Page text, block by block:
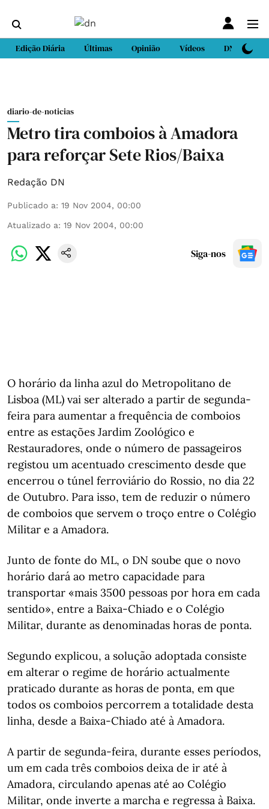
Edição Diária Últimas Opinião Vídeos DN Sport
diario-de-noticias
Metro tira comboios à Amadora
para reforçar Sete Rios/Baixa
Redação DN
Publicado a: 19 Nov 2004, 00:00
Atualizado a: 19 Nov 2004, 00:00
Siga-nos
O horário da linha azul do Metropolitano de
Lisboa (ML) vai ser alterado a partir de segunda-
feira para aumentar a frequência de comboios
entre as estações Jardim Zoológico e
Restauradores, onde o número de passageiros
registou um acentuado crescimento desde que
encerrou o túnel ferroviário do Rossio, no dia 22
de Outubro. Para isso, tem de reduzir o número
de comboios que servem o troço entre o Colégio
Militar e a Amadora.
Junto de fonte do ML, o DN soube que o novo
horário dará ao metro capacidade para
transportar «mais 3500 pessoas por hora em cada
sentido», entre a Baixa-Chiado e o Colégio
Militar, durante as denominadas horas de ponta.
Segundo explicou, a solução adoptada consiste
em alterar o regime de horário actualmente
praticado durante as horas de ponta, em que
todos os comboios percorrem a totalidade desta
linha, desde a Baixa-Chiado até à Amadora.
A partir de segunda-feira, durante esses períodos,
um em cada três comboios deixa de ir até à
Amadora, circulando apenas até ao Colégio
Militar, onde inverte a marcha e regressa à Baixa.